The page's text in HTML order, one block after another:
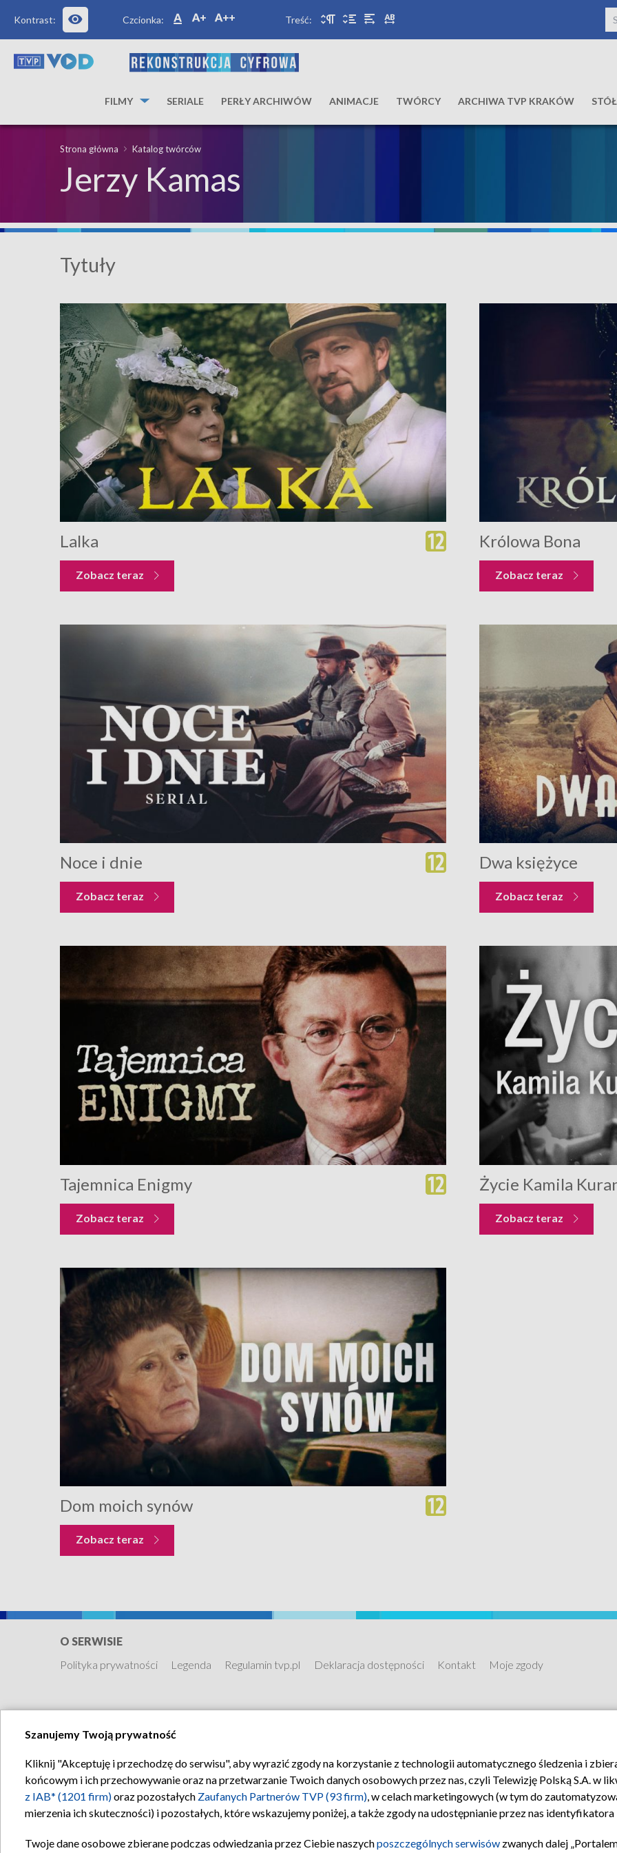
Kontrast: Czcionka: Treść:
FILMY SERIALE PERŁY ARCHIWÓW ANIMACJE TWÓRCY ARCHIWA TVP KRAKÓW
Strona główna Katalog twórców
Jerzy Kamas
Tytuły
Lalka
Zobacz teraz
Królowa Bona
Zobacz teraz
Noce i dnie
Zobacz teraz
Dwa księżyce
Zobacz teraz
Tajemnica Enigmy
Zobacz teraz
Życie Kamila
Zobacz teraz
Dom moich synów
Zobacz teraz
O SERWISIE
Polityka prywatności
Legenda Regulamin tvp.pl Deklaracja dostępności Kontakt Moje zgody
Szanujemy Twoją prywatność
Kliknij "Akceptuję i przechodzę do serwisu", aby wyrazić zgody na korzystanie z technologii automatycznego śledzenia i
końcowym i ich przechowywanie oraz na przetwarzanie Twoich danych osobowych przez nas, czyli Telewizję Polską S.A. w
z IAB* (1201 firm)oraz pozostałych Zaufanych Partnerów TVP (93 firm), w celach marketingowych (w tym do
mierzenia ich skuteczności) i pozostałych, które wskazujemy poniżej, a także zgody na udostępnianie przez nas
Twoje dane osobowe zbierane podczas odwiedzania przez Ciebie naszychposzczególnych serwisów zwanych dalej